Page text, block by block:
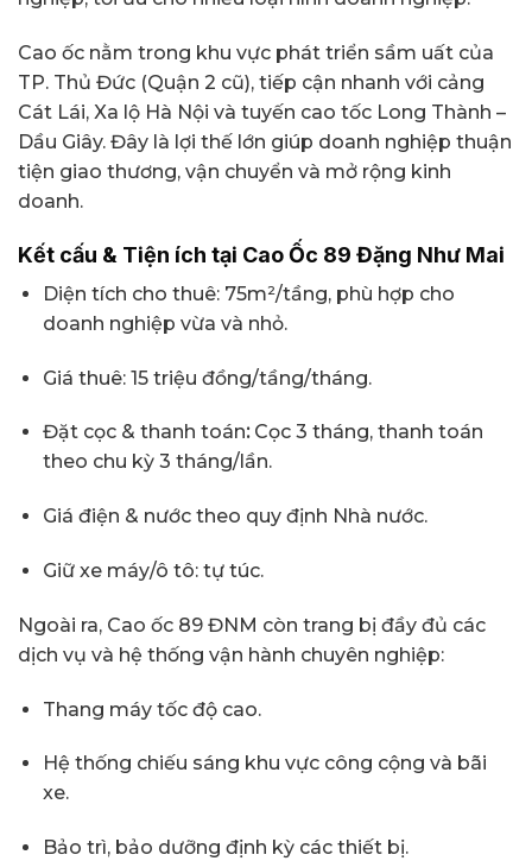
Cao ốc nằm trong khu vực phát triển sầm uất của
TP. Thủ Đức (Quận 2 cũ), tiếp cận nhanh với cảng
Cát Lái, Xa lộ Hà Nội và tuyến cao tốc Long Thành –
Dầu Giây. Đây là lợi thế lớn giúp doanh nghiệp thuận
tiện giao thương, vận chuyển và mở rộng kinh
doanh.
Kết cấu & Tiện ích tại Cao Ốc 89 Đặng Như Mai
Diện tích cho thuê: 75m²/tầng, phù hợp cho
doanh nghiệp vừa và nhỏ.
Giá thuê: 15 triệu đồng/tầng/tháng.
Đặt cọc & thanh toán:Cọc 3 tháng, thanh toán
theo chu kỳ 3 tháng/lần.
Giá điện & nước theo quy định Nhà nước.
Giữ xe máy/ô tô: tự túc.
Ngoài ra, Cao ốc 89 ĐNM còn trang bị đầy đủ các
dịch vụ và hệ thống vận hành chuyên nghiệp:
Thang máy tốc độ cao.
Hệ thống chiếu sáng khu vực công cộng và bãi
xe.
Bảo trì, bảo dưỡng định kỳ các thiết bị.